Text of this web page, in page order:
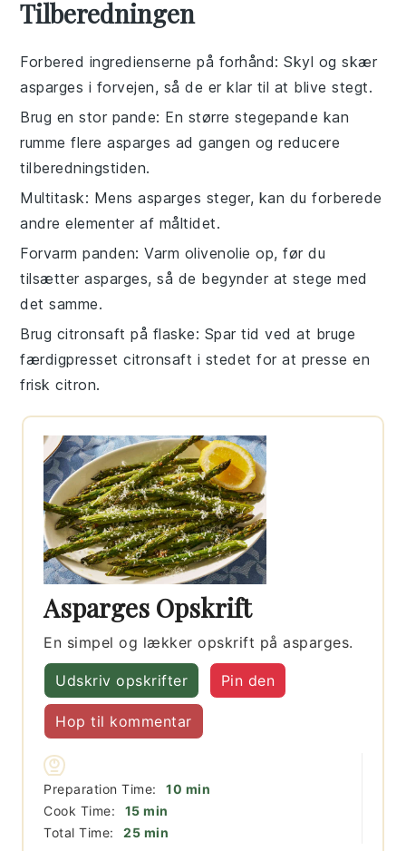
Tilberedningen
Forbered ingredienserne på forhånd: Skyl og skær
asparges i forvejen, så de er klar til at blive stegt.
Brug en stor pande: En størrestegepande kan
rumme flereasparges ad gangen og reducere
tilberedningstiden.
Multitask: Mensasparges steger, kan du forberede
andre elementer af måltidet.
Forvarm panden: Varm olivenolie op, før du
tilsætterasparges, så de begynder at stege med
det samme.
Brug citronsaft på flaske: Spar tid ved at bruge
færdigpressetcitronsaft i stedet for at presse en
frisk citron.
Asparges Opskrift
En simpel og lækker opskrift på asparges.
Udskriv opskrifter Pin den
Hop til kommentar
Preparation Time: 10 minutter
min
Cook Time:
15minutter
min
Total Time:
25minutter
min